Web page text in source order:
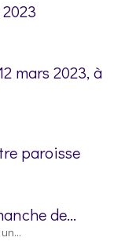
mars 2023, à
paroisse
de...